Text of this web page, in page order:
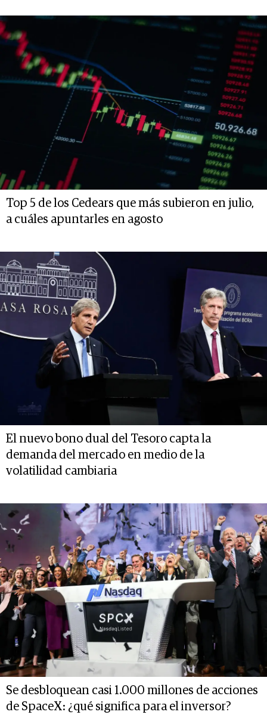
Top 5 de los Cedears que más subieron en julio,
a cuáles apuntarles en agosto
El nuevo bono dual del Tesoro capta la
demanda del mercado en medio de la
volatilidad cambiaria
Se desbloquean casi 1.000 millones de acciones
de SpaceX: ¿qué significa para el inversor?